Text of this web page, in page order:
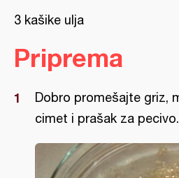
3 kašike ulja
Priprema
Dobro promešajte griz,
cimet i prašak za pecivo.